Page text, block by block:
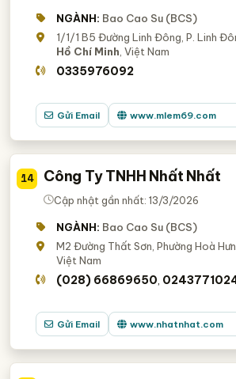
NGÀNH: Bao Cao Su (BCS)
1/1/1 B5 Đường Linh Đông, P. Linh
Hồ Chí Minh , Việt Nam
0335976092
Gửi Email www.mlem69.com
14 Công Ty TNHH Nhất Nhất
Cập nhật gần nhất: 13/3/2026
NGÀNH: Bao Cao Su (BCS)
M2 Đường Thất Sơn, Phường Hoà
Việt Nam
(028) 66869650
Gửi Email www.nhatnhat.com